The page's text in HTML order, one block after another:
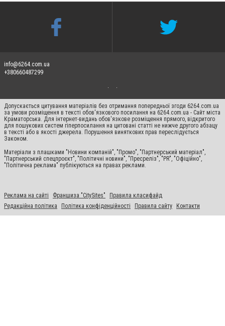
info@6264.com.ua
+380660487299
Допускається цитування матеріалів без отримання попередньої згоди 6264.com.ua
за умови розміщення в тексті обов'язкового посилання на 6264.com.ua - Сайт міста
Краматорська. Для інтернет-видань обов'язкове розміщення прямого, відкритого
для пошукових систем гіперпосилання на цитовані статті не нижче другого абзацу
в тексті або в якості джерела. Порушення виняткових прав переслідується
Законом.
Матеріали з плашками "Новини компаній", "Промо", "Партнерський матеріал",
"Партнерський спецпроєкт", "Політичні новини", "Пресреліз", "PR", "Офіційно",
"Політична реклама" публікуються на правах реклами.
Реклама на сайті Франшиза "CitySites"
Правила класифайд
Редакційна політика
Політика конфіденційності Правила сайту Контакти